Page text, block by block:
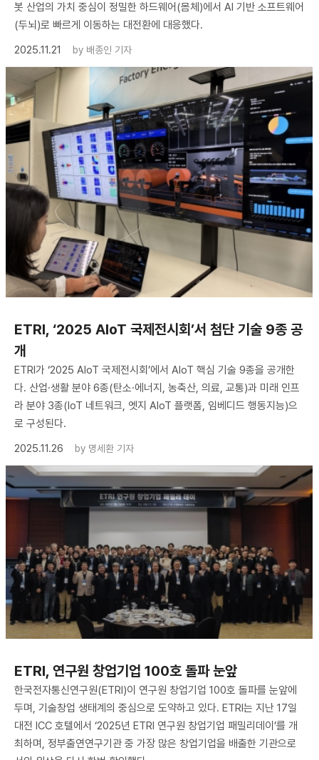
봇 산업의 가치 중심이 정밀한 하드웨어(몸체)에서 AI 기반 소프트웨어
(두뇌)로 빠르게 이동하는 대전환에 대응했다.
2025.11.21
by 배종인 기자
ETRI, ‘2025 AIoT 국제전시회’서 첨단 기술 9종 공
개
ETRI가 ‘2025 AIoT 국제전시회’에서 AIoT 핵심 기술 9종을 공개한
다. 산업·생활 분야 6종(탄소·에너지, 농축산, 의료, 교통)과 미래 인프
라 분야 3종(IoT 네트워크, 엣지 AIoT 플랫폼, 임베디드 행동지능)으
로 구성된다.
2025.11.26
by 명세환 기자
ETRI, 연구원 창업기업 100호 돌파 눈앞
한국전자통신연구원(ETRI)이 연구원 창업기업 100호 돌파를 눈앞에
두며, 기술창업 생태계의 중심으로 도약하고 있다. ETRI는 지난 17일
대전 ICC 호텔에서 ‘2025년 ETRI 연구원 창업기업 패밀리데이’를 개
최하며, 정부출연연구기관 중 가장 많은 창업기업을 배출한 기관으로